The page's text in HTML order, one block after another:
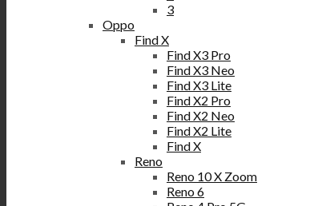
3
Oppo
Find X
Find X3 Pro
Find X3 Neo
Find X3 Lite
Find X2 Pro
Find X2 Neo
Find X2 Lite
Find X
Reno
Reno 10 X Zoom
Reno 6